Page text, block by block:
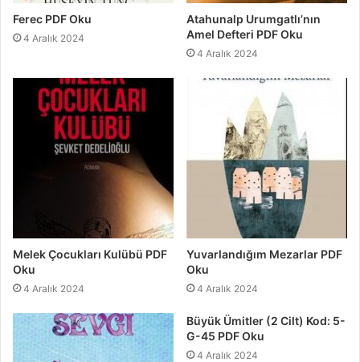
Ferec PDF Oku
4 Aralık 2024
Atahunalp Urumgatlı’nın
Amel Defteri PDF Oku
4 Aralık 2024
Melek Çocukları Kulübü PDF
Oku
4 Aralık 2024
Yuvarlandığım Mezarlar PDF
Oku
4 Aralık 2024
Büyük Ümitler (2 Cilt) Kod: 5-
G-45 PDF Oku
4 Aralık 2024